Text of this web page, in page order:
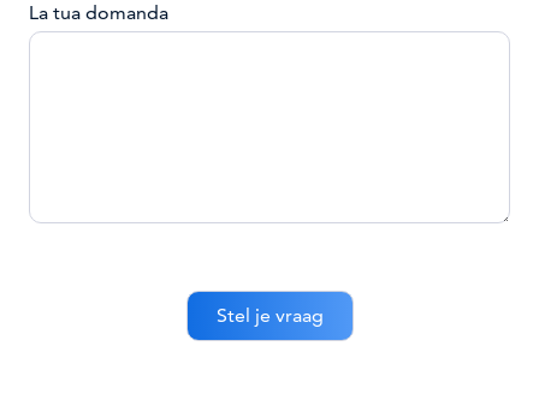
La tua domanda